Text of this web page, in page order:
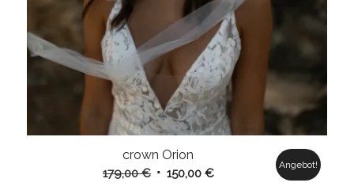
crown Orion
179,00€ Ursprünglicher
150,00 €Aktueller
Angebot!